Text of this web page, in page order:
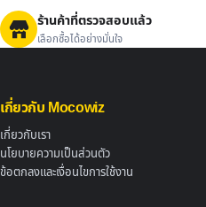
ร้านค้าที่ตรวจสอบแล้ว
เลือกซื้อได้อย่างมั่นใจ
เกี่ยวกับ Mocowiz
เกี่ยวกับเรา
นโยบายความเป็นส่วนตัว
ข้อตกลงและเงื่อนไขการใช้งาน